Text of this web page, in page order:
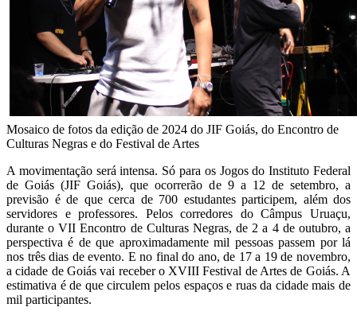
Mosaico de fotos da edição de 2024 do JIF Goiás, do Encontro de
Culturas Negras e do Festival de Artes
A movimentação será intensa. Só para os Jogos do Instituto Federal
de Goiás (JIF Goiás), que ocorrerão de 9 a 12 de setembro, a
previsão é de que cerca de 700 estudantes participem, além dos
servidores e professores. Pelos corredores do Câmpus Uruaçu,
durante o VII Encontro de Culturas Negras, de 2 a 4 de outubro, a
perspectiva é de que aproximadamente mil pessoas passem por lá
nos três dias de evento. E no final do ano, de 17 a 19 de novembro,
a cidade de Goiás vai receber o XVIII Festival de Artes de Goiás. A
estimativa é de que circulem pelos espaços e ruas da cidade mais de
mil participantes.